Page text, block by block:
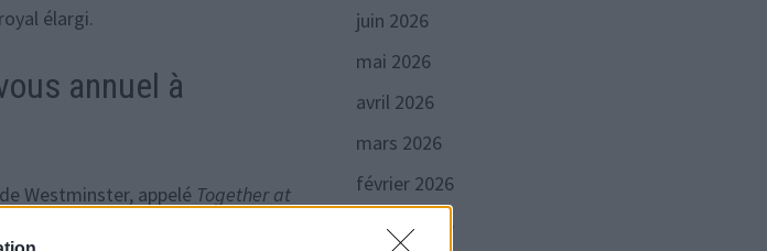
élargi.
annuel à
Westminster, appelé Together at
cet événement est devenu une
juin 2026
mai 2026
avril 2026
mars 2026
février 2026
janvier 2026